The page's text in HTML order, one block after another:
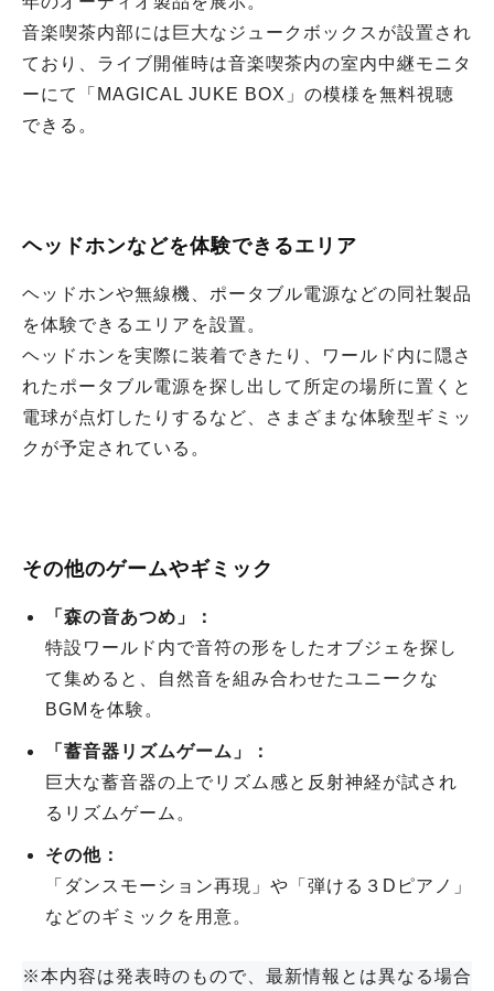
音楽喫茶内部には巨大なジュークボックスが設置され
ており、ライブ開催時は音楽喫茶内の室内中継モニタ
ーにて「MAGICAL JUKE BOX」の模様を無料視聴
できる。
ヘッドホンなどを体験できるエリア
ヘッドホンや無線機、ポータブル電源などの同社製品
を体験できるエリアを設置。
ヘッドホンを実際に装着できたり、ワールド内に隠さ
れたポータブル電源を探し出して所定の場所に置くと
電球が点灯したりするなど、さまざまな体験型ギミッ
クが予定されている。
その他のゲームやギミック
「森の音あつめ」：
特設ワールド内で音符の形をしたオブジェを探し
て集めると、自然音を組み合わせたユニークな
BGMを体験。
「蓄音器リズムゲーム」：
巨大な蓄音器の上でリズム感と反射神経が試され
るリズムゲーム。
その他：
「ダンスモーション再現」や「弾ける３Dピアノ」
などのギミックを用意。
※本内容は発表時のもので、最新情報とは異なる場合